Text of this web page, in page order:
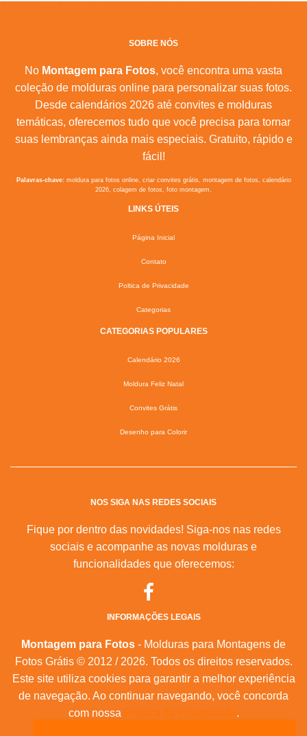
SOBRE NÓS
No Montagem para Fotos, você encontra uma vasta
coleção de molduras online para personalizar suas fotos.
Desde calendários 2026 até convites e molduras
temáticas, oferecemos tudo que você precisa para tornar
suas lembranças ainda mais especiais. Gratuito, rápido e
fácil!
Palavras-chave:moldura para fotos online, criar convites grátis, montagem de fotos, calendário
2026, colagem de fotos, foto montagem.
LINKS ÚTEIS
Página Inicial
Contato
Poltica de Privacidade
Categorias
CATEGORIAS POPULARES
Calendário 2026
Moldura Feliz Natal
Convites Grátis
Desenho para Colorir
NOS SIGA NAS REDES SOCIAIS
Fique por dentro das novidades! Siga-nos nas redes
sociais e acompanhe as novas molduras e
funcionalidades que oferecemos:
INFORMAÇÕES LEGAIS
Montagem para Fotos - Molduras para Montagens de
Fotos Grátis © 2012 / 2026. Todos os direitos reservados.
Este site utiliza cookies para garantir a melhor experiência
de navegação. Ao continuar navegando, você concorda
com nossa Política de Privacidade.